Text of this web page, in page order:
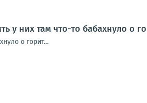
у них там что-то бабахнуло о
о горит…